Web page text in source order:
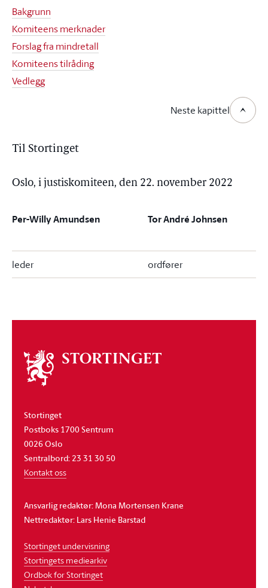
Bakgrunn
Komiteens merknader
Forslag fra mindretall
Komiteens tilråding
Vedlegg
Neste kapittel
Til Stortinget
Oslo, i justiskomiteen, den 22. november 2022
Per-Willy Amundsen Tor André Johnsen
leder ordfører
Om
stortinget
Stortinget
Postboks 1700 Sentrum
0026 Oslo
Sentralbord: 23 31 30 50
Kontakt oss
Ansvarlig redaktør: Mona Mortensen Krane
Nettredaktør: Lars Henie Barstad
Stortinget undervisning
Stortingets mediearkiv
Ordbok for Stortinget